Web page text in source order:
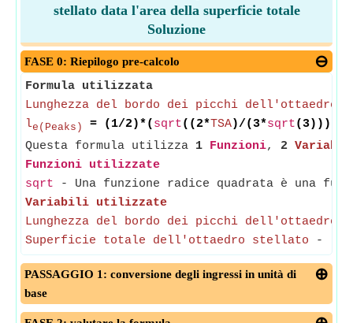
stellato data l'area della superficie totale
Soluzione
FASE 0: Riepilogo pre-calcolo
Formula utilizzata
Lunghezza del bordo dei picchi dell'ottaedro
le(Peaks) = (1/2)*( sqrt((2*TSA)/(3*sqrt(3))))
Questa formula utilizza 1 Funzioni, 2
Funzioni utilizzate
sqrt - Una funzione radice quadrata è una
Variabili utilizzate
Lunghezza del bordo dei picchi dell'ottaedro
Superficie totale dell'ottaedro stellato -
PASSAGGIO 1: conversione degli ingressi in unità di
base